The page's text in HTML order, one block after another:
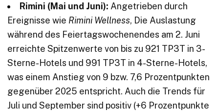
Rimini (Mai und Juni): Angetrieben durch
Ereignisse wie Rimini Wellness, Die Auslastung
während des Feiertagswochenendes am 2. Juni
erreichte Spitzenwerte von bis zu 921 TP3T in 3-
Sterne-Hotels und 991 TP3T in 4-Sterne-Hotels,
was einem Anstieg von 9 bzw. 7,6 Prozentpunkten
gegenüber 2025 entspricht. Auch die Trends für
Juli und September sind positiv (+6 Prozentpunkte